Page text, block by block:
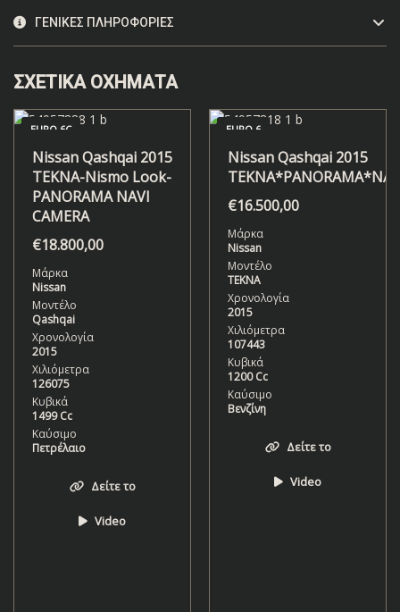
ΓΕΝΙΚΈΣ ΠΛΗΡΟΦΟΡΊΕΣ
ΣΧΕΤΙΚΆ ΟΧΉΜΑΤΑ
EURO 6C
Nissan Qashqai 2015
TEKNA-Nismo Look-
PANORAMA NAVI
CAMERA
€18.800,00
Μάρκα
Nissan
Μοντέλο
Qashqai
Χρονολογία
2015
Χιλιόμετρα
126075
Κυβικά
1499 Cc
Καύσιμο
Πετρέλαιο
Δείτε το
Video
EURO 6
Nissan Qashqai 2015
€16.500,00
Μάρκα
Nissan
Μοντέλο
TEKNA
Χρονολογία
2015
Χιλιόμετρα
107443
Κυβικά
1200 Cc
Καύσιμο
Βενζίνη
Δείτε το
Video